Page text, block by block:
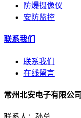
防爆摄像仪
安防监控
联系我们
联系我们
在线留言
常州北安电子有限公司